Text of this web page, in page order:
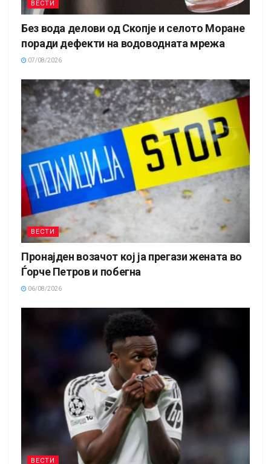
ВЕСТИ
Без вода делови од Скопје и селото Моране
поради дефекти на водоводната мрежа
07/08/2026
ВЕСТИ
Пронајден возачот кој ја прегази жената во
Ѓорче Петров и побегна
06/08/2026
ВЕСТИ